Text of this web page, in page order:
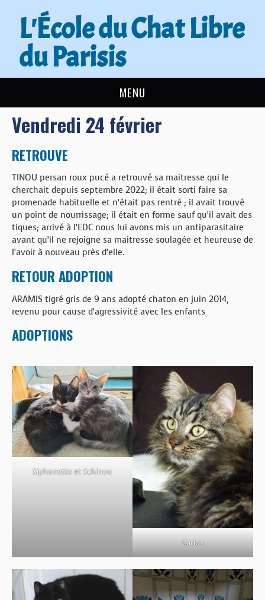
L'École du Chat Libre
du Parisis
MENU
L’ÉCOLE DU CHAT
ACTUALITÉS
ADOPTER
NOUS AIDER
CONTACT
BOUTIQUE
FORUM
Vendredi 24 février
RETROUVE
TINOU persan roux pucé a retrouvé sa maitresse qui le
cherchait depuis septembre 2022; il était sorti faire sa
promenade habituelle et n’était pas rentré ; il avait trouvé
un point de nourrissage; il était en forme sauf qu’il avait des
tiques; arrivé à l’EDC nous lui avons mis un antiparasitaire
avant qu’il ne rejoigne sa maitresse soulagée et heureuse de
l’avoir à nouveau près d’elle.
RETOUR ADOPTION
ARAMIS tigré gris de 9 ans adopté chaton en juin 2014,
revenu pour cause d’agressivité avec les enfants
ADOPTIONS
Siphonette et Schinou
Carlos